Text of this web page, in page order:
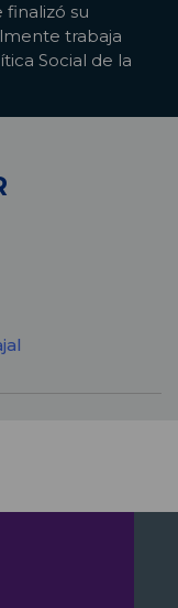
su
trabaja
Social de la